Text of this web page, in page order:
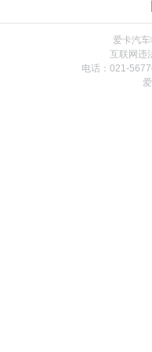
爱卡汽
互联网违
电话：021-